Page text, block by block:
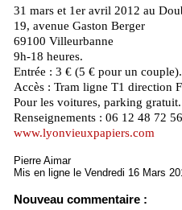
31 mars et 1er avril 2012 au
19, avenue Gaston Berger
69100 Villeurbanne
9h-18 heures.
Entrée : 3 € (5 € pour un couple).
Accès : Tram ligne T1 direction
Pour les voitures, parking gratuit.
Renseignements : 06 12 48 72
www.lyonvieuxpapiers.com
Pierre Aimar
Mis en ligne le Vendredi 16 Mars
Nouveau commentaire :